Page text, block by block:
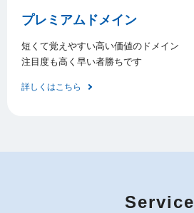
プレミアムドメイン
短くて覚えやすい高い価値のドメイン
注目度も高く早い者勝ちです
詳しくはこちら
Service